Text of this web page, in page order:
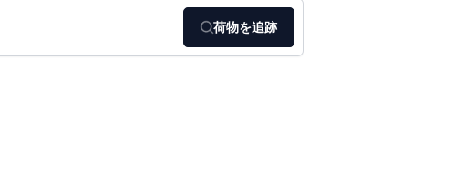
荷物を追跡